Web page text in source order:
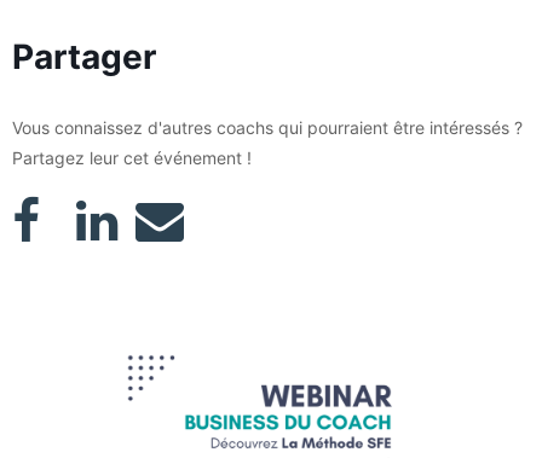
Partager
Vous connaissez d'autres coachs qui pourraient être intéressés ?
Partagez leur cet événement !